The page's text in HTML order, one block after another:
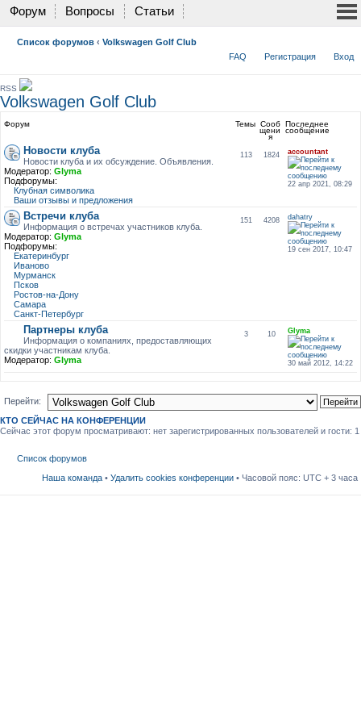
Форум Вопросы Статьи
Список форумов ‹ Volkswagen Golf Club
FAQ
Регистрация Вход
RSS
Volkswagen Golf Club
Форум Темы Сооб
щени
я
Последнее
сообщение
Новости клуба
Новости клуба и их обсуждение. Объявления.
Модератор: Glyma
Подфорумы:
Клубная символика
Ваши отзывы и предложения
113 1824 accountant
22 апр 2021, 08:29
Встречи клуба
Информация о встречах участников клуба.
Модератор: Glyma
Подфорумы:
Екатеринбург
Иваново
Мурманск
Псков
Ростов-на-Дону
Самара
Санкт-Петербург
151 4208 dahatry
19 сен 2017, 10:47
Партнеры клуба
Информация о компаниях, предоставляющих
скидки участникам клуба.
Модератор: Glyma
3 10 Glyma
30 май 2012, 14:22
Перейти:
КТО СЕЙЧАС НА КОНФЕРЕНЦИИ
Сейчас этот форум просматривают: нет зарегистрированных пользователей и гости: 1
Список форумов
Наша команда• Удалить cookies конференции• Часовой пояс: UTC + 3 часа